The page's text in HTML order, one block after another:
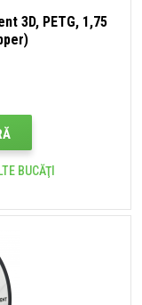
3D, PETG, 1,75
BUCĂŢI